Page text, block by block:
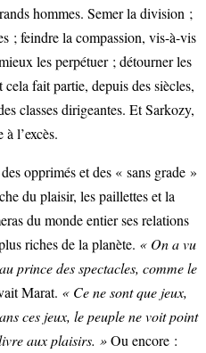
hommes. Semer la division ;
; feindre la compassion, vis-à-vis
les perpétuer ; détourner les
fait partie, depuis des siècles,
classes dirigeantes. Et Sarkozy,
l’excès.
opprimés et des « sans grade »
du plaisir, les paillettes et la
du monde entier ses relations
riches de la planète. « On a vu
prince des spectacles, comme le
Marat. « Ce ne sont que jeux,
ces jeux, le peuple ne voit point
aux plaisirs. »Ou encore :